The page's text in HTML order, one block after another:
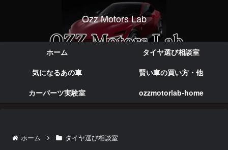
実体験で語る本音のカー情報
Ozz Motors Lab
ホーム
タイヤ選び相談室
気になるあの車
賢い車の買い方・他
カーパーツ実験室
ozzmotorlab-home
ホーム タイヤ選び相談室